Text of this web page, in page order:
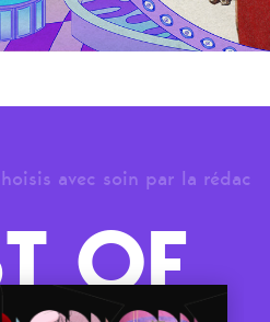
avec soin par la rédac
OF